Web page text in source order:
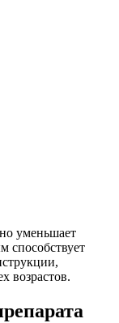
уменьшает
способствует
возрастов.